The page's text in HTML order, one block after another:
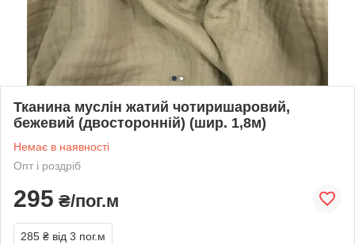
Тканина муслін жатий чотиришаровий,
бежевий (двосторонній) (шир. 1,8м)
Немає в наявності
Опт і роздріб
295 ₴/пог.м
285 ₴ від 3 пог.м